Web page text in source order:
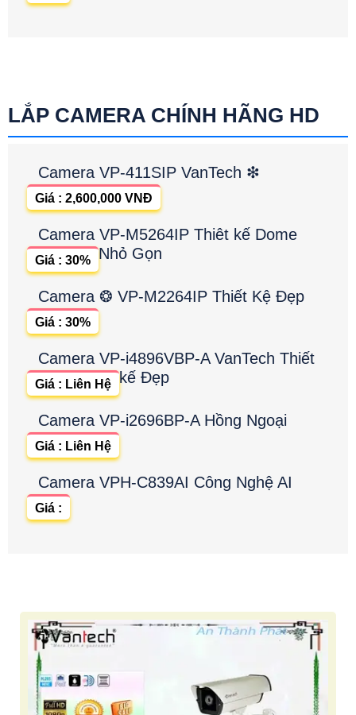
LẮP CAMERA CHÍNH HÃNG HD
Camera VP-411SIP VanTech ❇
Giá : 2,600,000 VNĐ
Camera VP-M5264IP Thiêt kế Dome
Nhỏ Gọn
Giá : 30%
Camera ❂ VP-M2264IP Thiết Kệ Đẹp
Giá : 30%
Camera VP-i4896VBP-A VanTech Thiết
kế Đẹp
Giá : Liên Hệ
Camera VP-i2696BP-A Hồng Ngoại
Giá : Liên Hệ
Camera VPH-C839AI Công Nghệ AI
Giá :